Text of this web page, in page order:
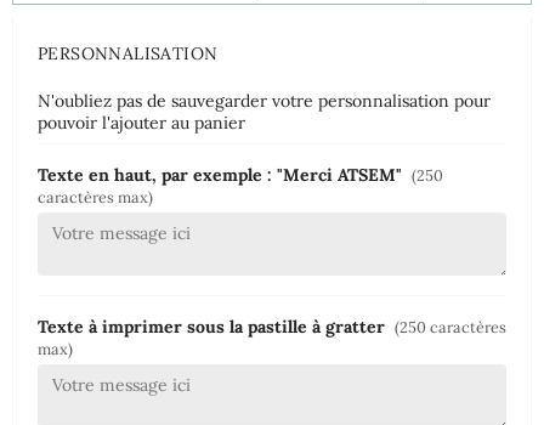
PERSONNALISATION
N'oubliez pas de sauvegarder votre personnalisation pour
pouvoir l'ajouter au panier
Texte en haut, par exemple : "Merci ATSEM" (250
caractères max)
Texte à imprimer sous la pastille à gratter (250 caractères
max)